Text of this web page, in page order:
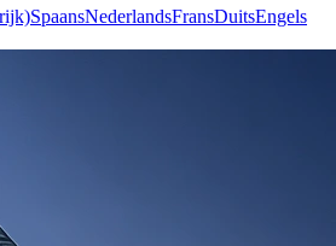
SpaansNederlandsFransDuitsEngels